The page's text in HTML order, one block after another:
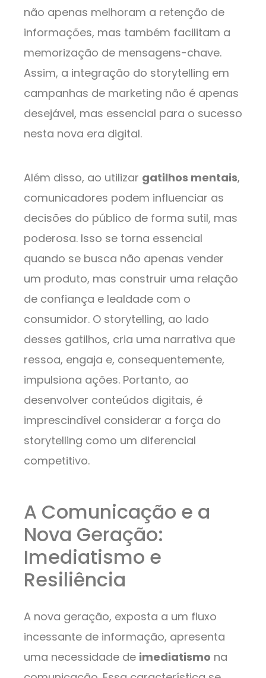
não apenas melhoram a retenção de
informações, mas também facilitam a
memorização de mensagens-chave.
Assim, a integração do storytelling em
campanhas de marketing não é apenas
desejável, mas essencial para o sucesso
nesta nova era digital.
Além disso, ao utilizar gatilhos mentais,
comunicadores podem influenciar as
decisões do público de forma sutil, mas
poderosa. Isso se torna essencial
quando se busca não apenas vender
um produto, mas construir uma relação
de confiança e lealdade com o
consumidor. O storytelling, ao lado
desses gatilhos, cria uma narrativa que
ressoa, engaja e, consequentemente,
impulsiona ações. Portanto, ao
desenvolver conteúdos digitais, é
imprescindível considerar a força do
storytelling como um diferencial
competitivo.
A Comunicação e a
Nova Geração:
Imediatismo e
Resiliência
A nova geração, exposta a um fluxo
incessante de informação, apresenta
uma necessidade de imediatismo na